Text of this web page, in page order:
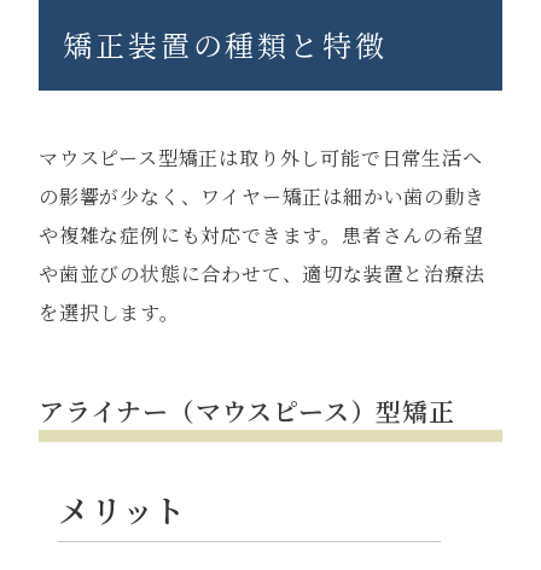
矯正装置の種類と特徴
マウスピース型矯正は取り外し可能で日常生活へ
の影響が少なく、ワイヤー矯正は細かい歯の動き
や複雑な症例にも対応できます。患者さんの希望
や歯並びの状態に合わせて、適切な装置と治療法
を選択します。
アライナー（マウスピース）型矯正
メリット